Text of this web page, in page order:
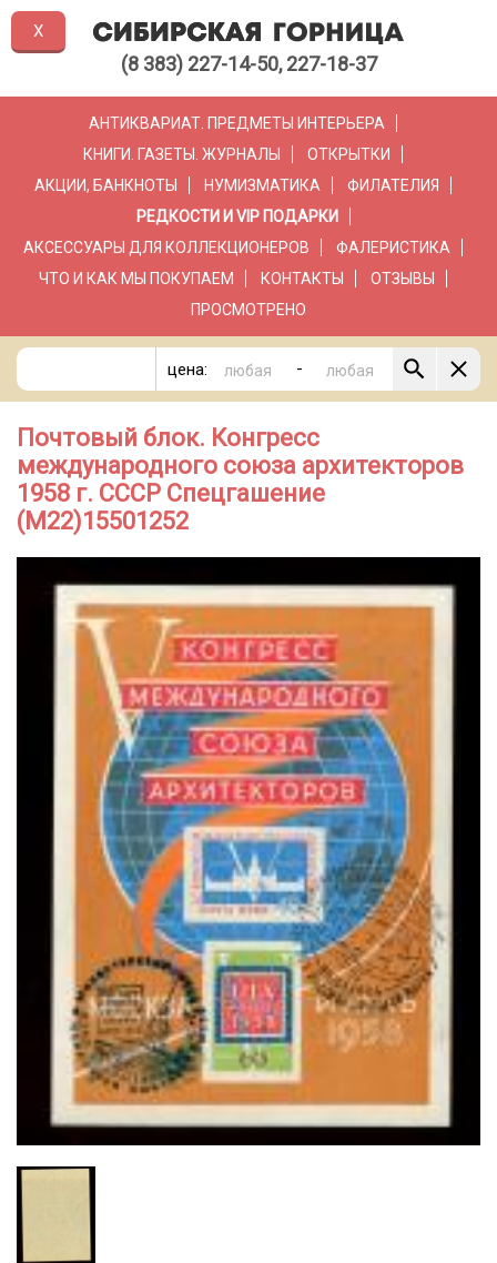
(8 383) 227-14-50, 227-18-37
АНТИКВАРИАТ. ПРЕДМЕТЫ ИНТЕРЬЕРА
КНИГИ. ГАЗЕТЫ. ЖУРНАЛЫ
ОТКРЫТКИ
АКЦИИ, БАНКНОТЫ
НУМИЗМАТИКА
ФИЛАТЕЛИЯ
РЕДКОСТИ И VIP ПОДАРКИ
АКСЕССУАРЫ ДЛЯ КОЛЛЕКЦИОНЕРОВ
ФАЛЕРИСТИКА
ЧТО И КАК МЫ ПОКУПАЕМ
КОНТАКТЫ
ОТЗЫВЫ
ПРОСМОТРЕНО
цена: -
Почтовый блок. Конгресс
международного союза архитекторов
1958 г. СССР Спецгашение
(М22)15501252
X